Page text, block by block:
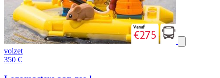
volzet
350 €